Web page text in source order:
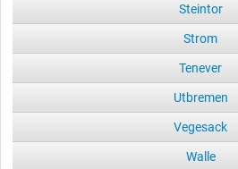
Steintor
Strom
Tenever
Utbremen
Vegesack
Walle